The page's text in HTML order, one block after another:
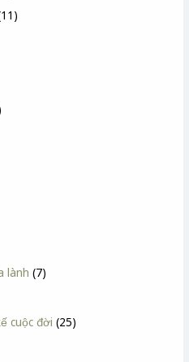
lành (7)
cuộc đời (25)